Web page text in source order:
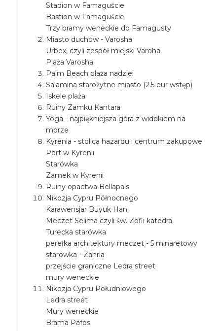
Stadion w Famaguście
Bastion w Famaguście
Trzy bramy weneckie do Famagusty
Miasto duchów - Varosha
Urbex, czyli zespół miejski Varoha
Plaża Varosha
Palm Beach plaża nadziei
Salamina starożytne miasto (2.5 eur wstęp)
Iskele plaża
Ruiny Zamku Kantara
Yoga - najpiękniejsza góra z widokiem na
morze
Kyrenia - stolica hazardu i centrum zakupowe
Port w Kyrenii
Starówka
Zamek w Kyrenii
Ruiny opactwa Bellapais
Nikozja Cypru Północnego
Karawensjar Buyuk Han
Meczet Selima czyli św. Zofii katedra
Turecka starówka
perełka architektury meczet - 5 minaretowy
starówka - Zahria
przejście graniczne Ledra street
mury weneckie
Nikozja Cypru Południowego
Ledra street
Mury weneckie
Brama Pafos